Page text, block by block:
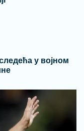
у војном